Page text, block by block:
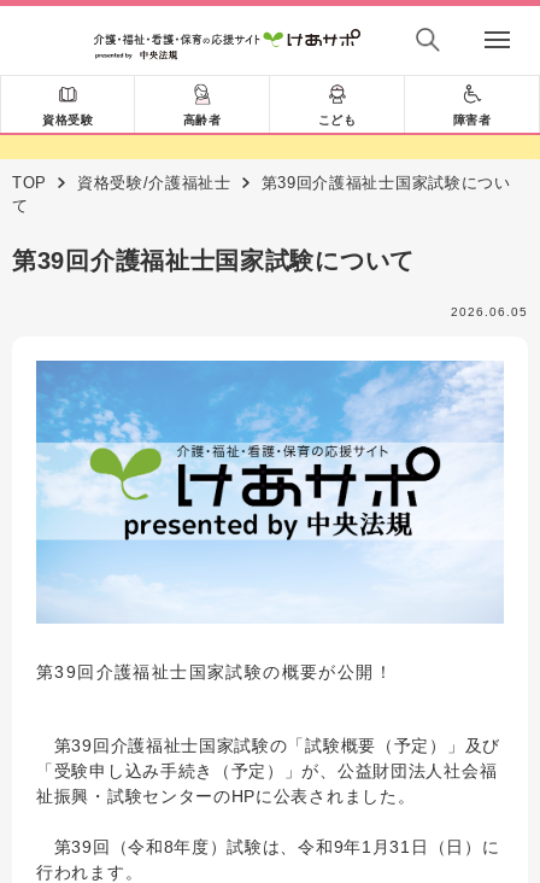
資格受験 高齢者 こども 障害者
TOP 資格受験/介護福祉士
第39回介護福祉士国家試験につい
て
第39回介護福祉士国家試験について
2026.06.05
第39回介護福祉士国家試験の概要が公開！
第39回介護福祉士国家試験の「試験概要（予定）」及び
「受験申し込み手続き（予定）」が、公益財団法人社会福
祉振興・試験センターのHPに公表されました。
第39回（令和8年度）試験は、令和9年1月31日（日）に
行われます。